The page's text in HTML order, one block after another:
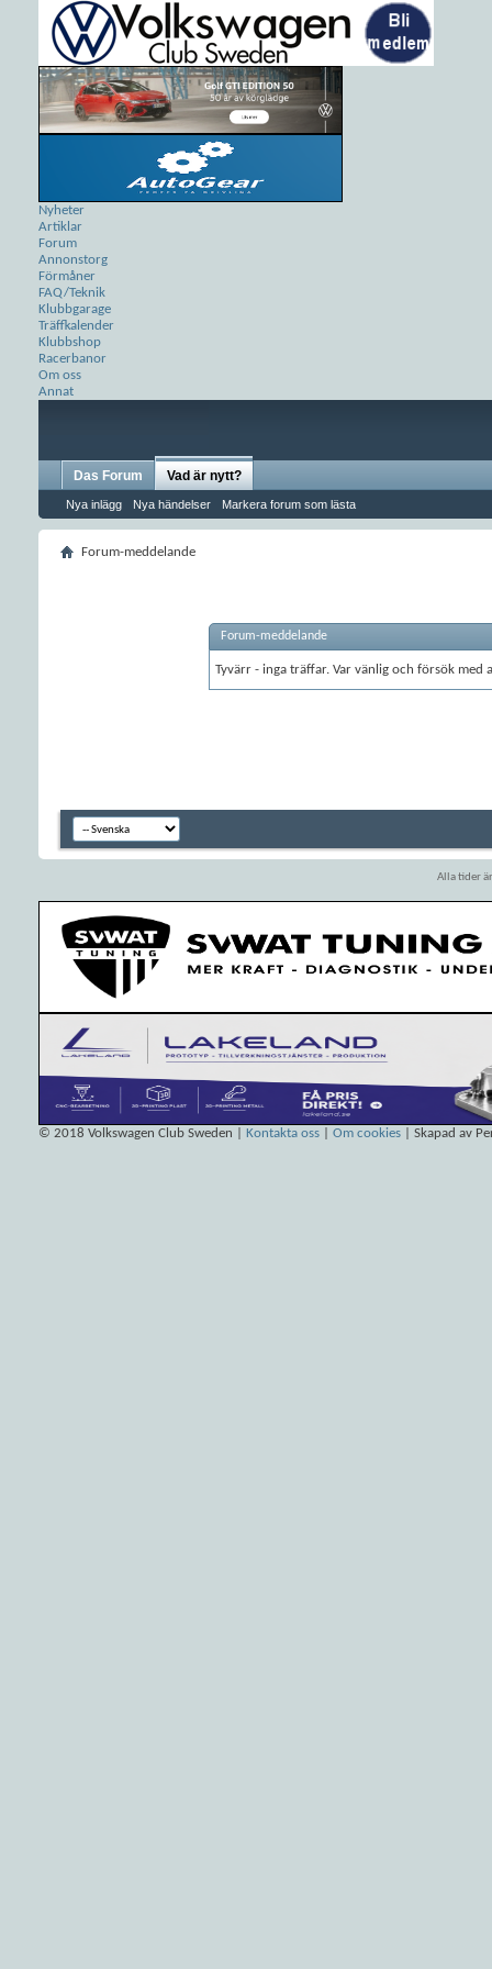
Nyheter
Artiklar
Forum
Annonstorg
Förmåner
FAQ/Teknik
Klubbgarage
Träffkalender
Klubbshop
Racerbanor
Om oss
Annat
Das Forum Vad är nytt?
Nya inlägg Nya händelser Markera forum som lästa
Forum-meddelande
Forum-meddelande
Tyvärr - inga träffar. Var vänlig och försök med
Alla tider
© 2018 Volkswagen Club Sweden Kontakta oss Om cookies | Skapad av